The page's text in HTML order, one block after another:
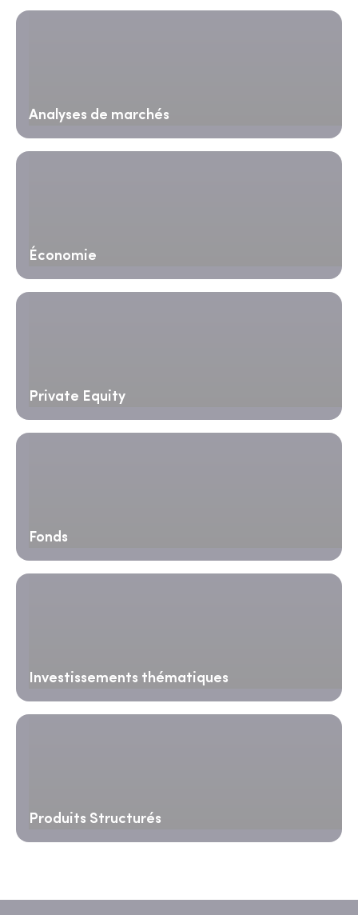
Analyses de marchés
Économie
Private Equity
Fonds
Investissements thématiques
Produits Structurés